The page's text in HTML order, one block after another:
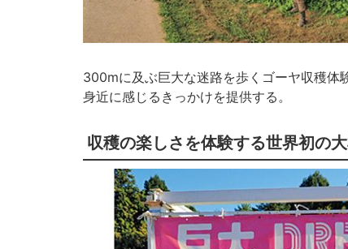
300mに及ぶ巨大な迷路を歩くゴーヤ収穫体
身近に感じるきっかけを提供する。
収穫の楽しさを体験する世界初の